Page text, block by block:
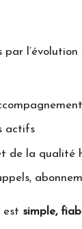
actifs
de la qualité
est simple,